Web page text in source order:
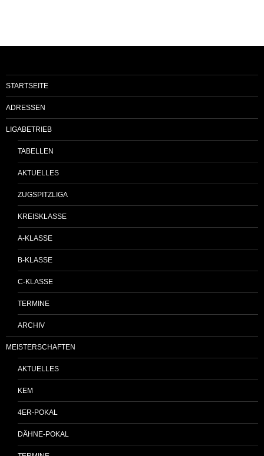
STARTSEITE
ADRESSEN
LIGABETRIEB
TABELLEN
AKTUELLES
ZUGSPITZLIGA
KREISKLASSE
A-KLASSE
B-KLASSE
C-KLASSE
TERMINE
ARCHIV
MEISTERSCHAFTEN
AKTUELLES
KEM
4ER-POKAL
DÄHNE-POKAL